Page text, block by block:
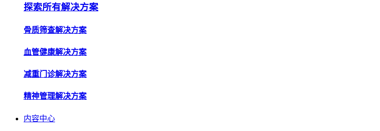
血管健康解决方案
减重门诊解决方案
精神管理解决方案
内容中心
内容中心
企业资讯